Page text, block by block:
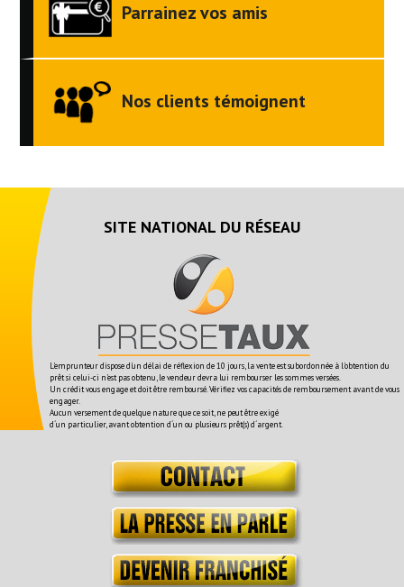
Parrainez vos amis
Nos clients témoignent
SITE NATIONAL DU RÉSEAU
L'emprunteur dispose d'un délai de réflexion de 10 jours, la vente est subordonnée à l'obtention du
prêt si celui-ci n'est pas obtenu, le vendeur devra lui rembourser les sommes versées.
Un crédit vous engage et doit être remboursé. Vérifiez vos capacités de remboursement avant de vous
engager.
Aucun versement de quelque nature que ce soit, ne peut être exigé
d´un particulier, avant obtention d´un ou plusieurs prêt(s) d´argent.